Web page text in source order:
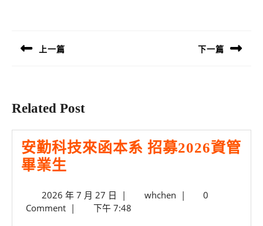
導
上一篇 下一篇
Related Post
安勤科技來函本系 招募2026資管
畢業生
科
技
2026 年 7 月 27 日 2026
年
| whchenwhchen
|
0
Comment | 下午 7:48